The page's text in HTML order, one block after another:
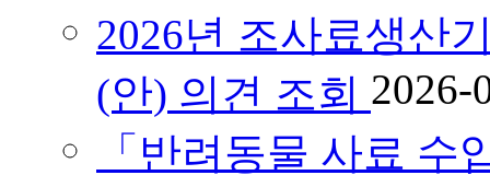
2026년 조사료생산
(안) 의견 조회 2026-
「반려동물 사료